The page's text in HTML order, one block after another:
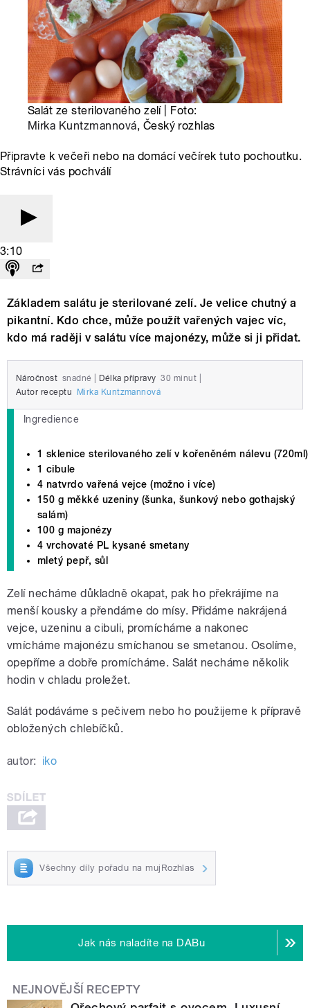
Salát ze sterilovaného zelí | Foto:
Mirka Kuntzmannová, Český rozhlas
Připravte k večeři nebo na domácí večírek tuto pochoutku.
Strávníci vás pochválí
3:10
Základem salátu je sterilované zelí. Je velice chutný a
pikantní. Kdo chce, může použít vařených vajec víc,
kdo má raději v salátu více majonézy, může si ji přidat.
Náročnost snadné Délka přípravy 30 minut
Autor receptu
Mirka Kuntzmannová
Ingredience
1 sklenice sterilovaného zelí v kořeněném nálevu (720ml)
1 cibule
4 natvrdo vařená vejce (možno i více)
150 g měkké uzeniny (šunka, šunkový nebo gothajský
salám)
100 g majonézy
4 vrchovaté PL kysané smetany
mletý pepř, sůl
Zelí necháme důkladně okapat, pak ho překrájíme na
menší kousky a přendáme do mísy. Přidáme nakrájená
vejce, uzeninu a cibuli, promícháme a nakonec
vmícháme majonézu smíchanou se smetanou. Osolíme,
opepříme a dobře promícháme. Salát necháme několik
hodin v chladu proležet.
Salát podáváme s pečivem nebo ho použijeme k přípravě
obložených chlebíčků.
autor: iko
Všechny díly pořadu na mujRozhlas
Jak nás naladíte na DABu
NEJNOVĚJŠÍ RECEPTY